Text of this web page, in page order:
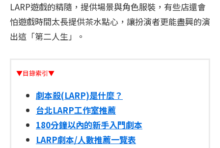
LARP遊戲的精隨，提供場景與角色服裝，有些店還會
怕遊戲時間太長提供茶水點心，讓扮演者更能盡興的演
出這「第二人生」。
▼目錄索引▼
劇本殺(LARP)是什麼？
台北LARP工作室推薦
180分鐘以內的新手入門劇本
LARP劇本/人數推薦一覽表